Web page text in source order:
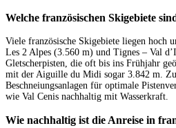
Welche französischen Skigebiete
Viele französische Skigebiete liegen hoch
Les 2 Alpes (3.560 m) und Tignes – Val
Gletscherpisten, die oft bis ins Frühjahr
mit der Aiguille du Midi sogar 3.842 m.
Beschneiungsanlagen für optimale
wie Val Cenis nachhaltig mit Wasserkraft.
Wie nachhaltig ist die Anreise in